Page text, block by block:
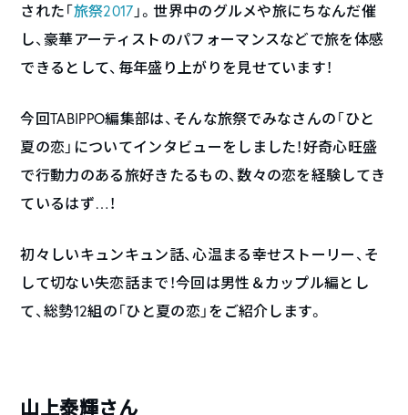
された「旅祭2017 」。世界中のグルメや旅にちなんだ催
し、豪華アーティストのパフォーマンスなどで旅を体感
できるとして、毎年盛り上がりを見せています！
今回TABIPPO編集部は、そんな旅祭でみなさんの「ひと
夏の恋」についてインタビューをしました！好奇心旺盛
で行動力のある旅好きたるもの、数々の恋を経験してき
ているはず…！
初々しいキュンキュン話、心温まる幸せストーリー、そ
して切ない失恋話まで！今回は男性＆カップル編とし
て、総勢12組の「ひと夏の恋」をご紹介します。
山上泰輝さん